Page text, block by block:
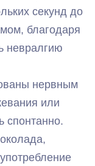
секунд до
благодаря
невралгию
нервным
или
спонтанно.